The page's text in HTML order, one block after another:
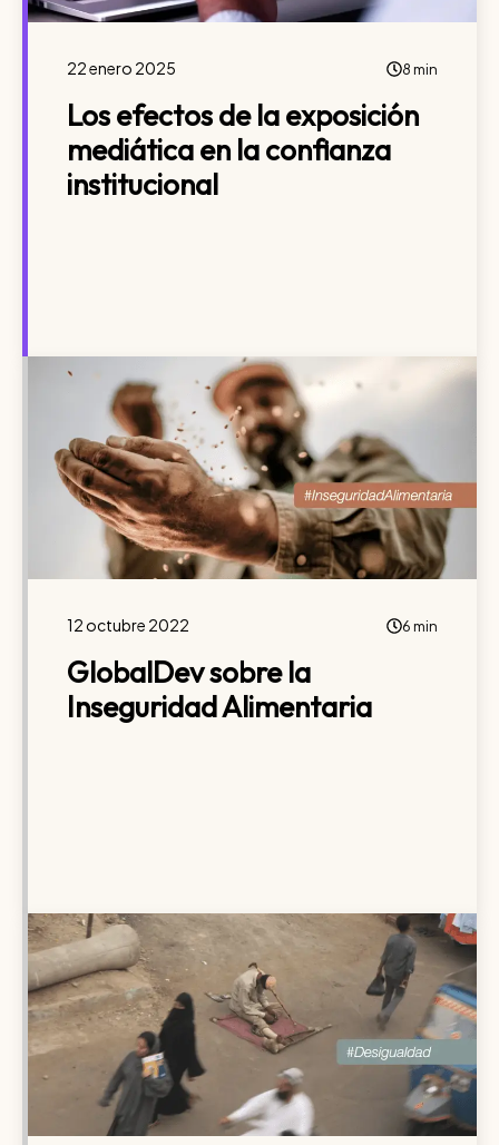
22 enero 2025 8 min
Los efectos de la exposición
mediática en la confianza
institucional
12 octubre 2022 6 min
GlobalDev sobre la
Inseguridad Alimentaria